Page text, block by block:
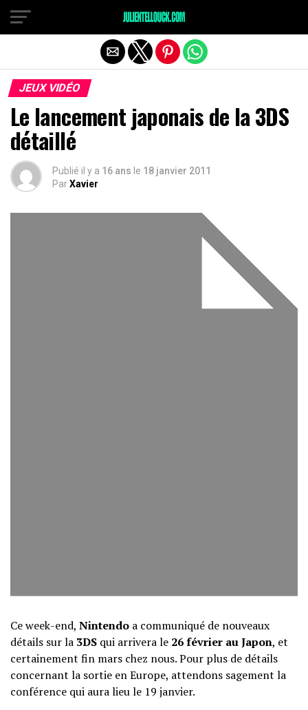
JEUX VIDÉO
Le lancement japonais de la 3DS
détaillé
Publié il y a 16 ans le 18 janvier 2011
ParXavier
Ce week-end, Nintendo a communiqué de nouveaux
détails sur la 3DS qui arrivera le 26 février au Japon, et
certainement fin mars chez nous. Pour plus de détails
concernant la sortie en Europe, attendons sagement la
conférence qui aura lieu le 19 janvier.